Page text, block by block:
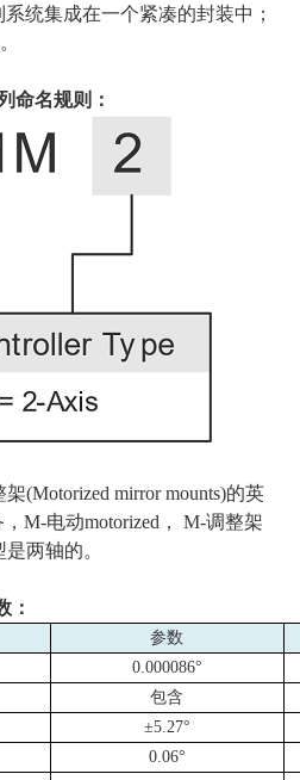
统集成在一个紧凑的封装中；
命名规则：
架(Motorized mirror mounts)的英
M-电动motorized ， M-调整架
两轴的。
：
参数
0.000086°
包含
±5.27°
0.06°